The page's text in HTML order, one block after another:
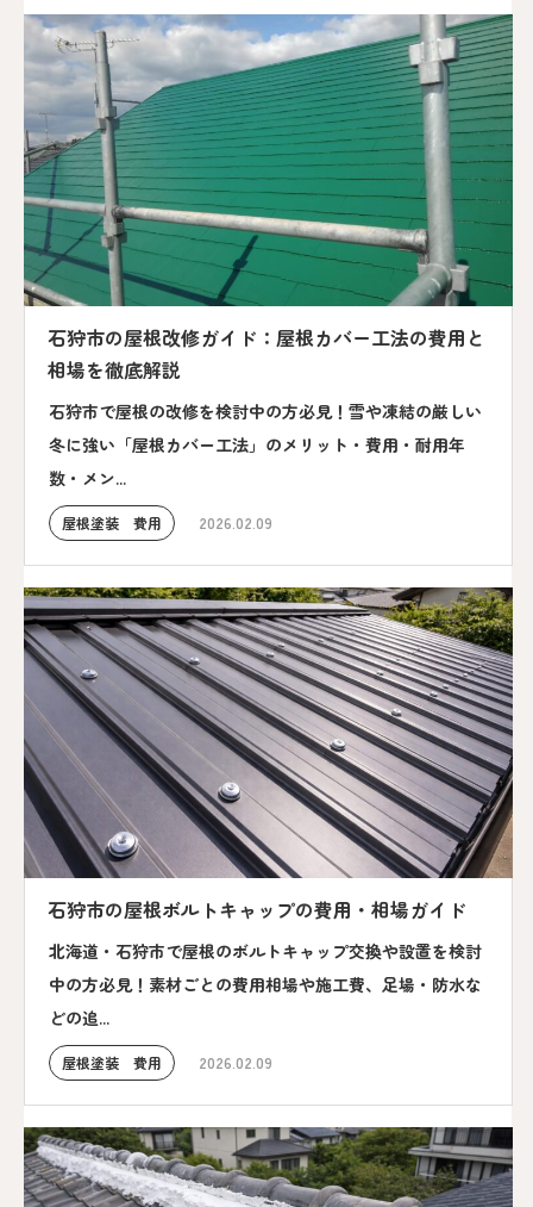
石狩市の屋根改修ガイド：屋根カバー工法の費用と
相場を徹底解説
石狩市で屋根の改修を検討中の方必見！雪や凍結の厳しい
冬に強い「屋根カバー工法」のメリット・費用・耐用年
数・メン...
屋根塗装 費用 2026.02.09
石狩市の屋根ボルトキャップの費用・相場ガイド
北海道・石狩市で屋根のボルトキャップ交換や設置を検討
中の方必見！素材ごとの費用相場や施工費、足場・防水な
どの追...
屋根塗装 費用 2026.02.09